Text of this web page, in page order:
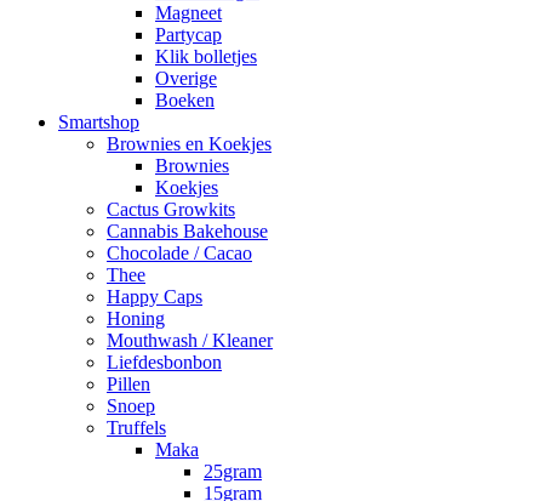
Magneet
Partycap
Klik bolletjes
Overige
Boeken
Smartshop
Brownies en Koekjes
Brownies
Koekjes
Cactus Growkits
Cannabis Bakehouse
Chocolade / Cacao
Thee
Happy Caps
Honing
Mouthwash / Kleaner
Liefdesbonbon
Pillen
Snoep
Truffels
Maka
25gram
15gram